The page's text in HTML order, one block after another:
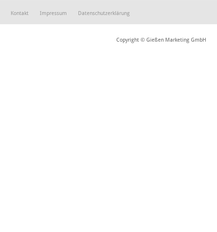
Kontakt Impressum Datenschutzerklärung
Copyright © Gießen Marketing GmbH